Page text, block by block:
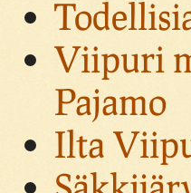
Viipuri
Pajamo
Ilta